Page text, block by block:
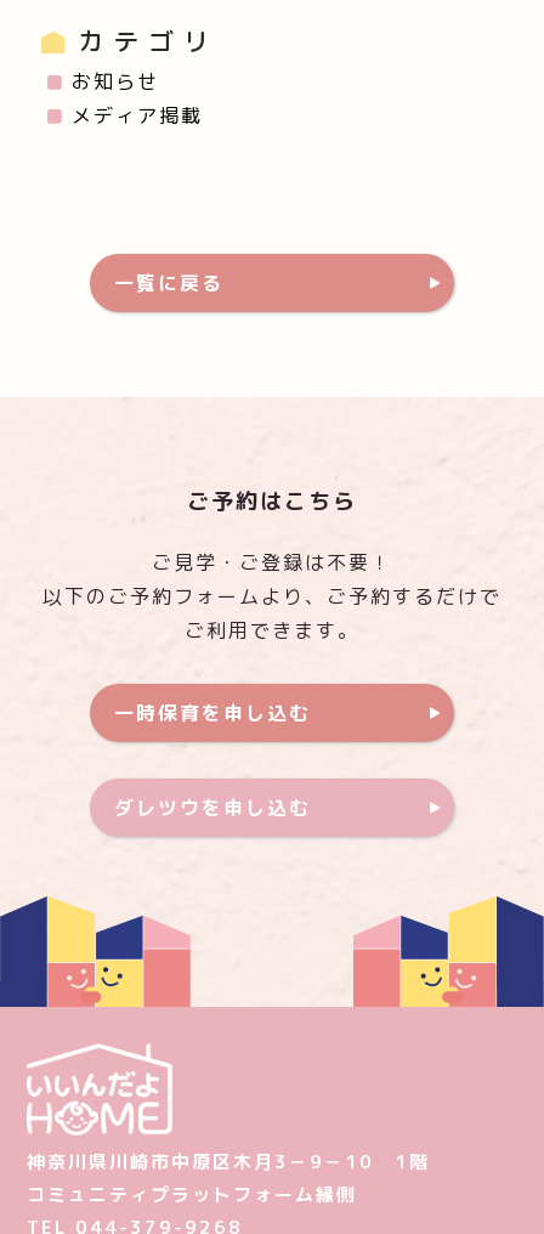
カテゴリ
お知らせ
メディア掲載
一覧に戻る
ご予約はこちら
ご見学・ご登録は不要！
以下のご予約フォームより、ご予約するだけで
ご利用できます。
一時保育を申し込む
ダレツウを申し込む
神奈川県川崎市中原区木月3－9－10 1階
コミュニティプラットフォーム縁側
TEL 044-379-9268